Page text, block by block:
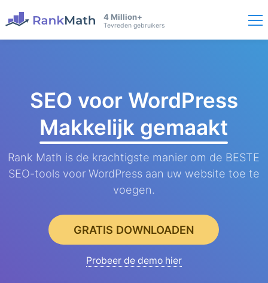
4 Million+
Tevreden gebruikers
SEO voor WordPress
Makkelijk gemaakt
Rank Math is de krachtigste manier om de BESTE
SEO-tools voor WordPress aan uw website toe te
voegen.
GRATIS DOWNLOADEN
Probeer de demo hier